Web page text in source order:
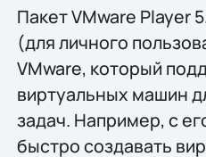
Пакет VMware Player
(для личного
VMware, который
виртуальных машин
задач. Например, с
быстро создавать